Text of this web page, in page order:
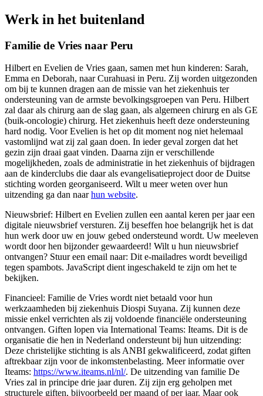
Werk in het buitenland
Familie de Vries naar Peru
Hilbert en Evelien de Vries gaan, samen met hun kinderen: Sarah,
Emma en Deborah, naar Curahuasi in Peru. Zij worden uitgezonden
om bij te kunnen dragen aan de missie van het ziekenhuis ter
ondersteuning van de armste bevolkingsgroepen van Peru. Hilbert
zal daar als chirurg aan de slag gaan, als algemeen chirurg en als GE
(buik-oncologie) chirurg. Het ziekenhuis heeft deze ondersteuning
hard nodig. Voor Evelien is het op dit moment nog niet helemaal
vastomlijnd wat zij zal gaan doen. In ieder geval zorgen dat het
gezin zijn draai gaat vinden. Daarna zijn er verschillende
mogelijkheden, zoals de administratie in het ziekenhuis of bijdragen
aan de kinderclubs die daar als evangelisatieproject door de Duitse
stichting worden georganiseerd. Wilt u meer weten over hun
uitzending ga dan naarhun website.
Nieuwsbrief: Hilbert en Evelien zullen een aantal keren per jaar een
digitale nieuwsbrief versturen. Zij beseffen hoe belangrijk het is dat
hun werk door uw en jouw gebed ondersteund wordt. Uw meeleven
wordt door hen bijzonder gewaardeerd! Wilt u hun nieuwsbrief
ontvangen? Stuur een email naar: Dit e-mailadres wordt beveiligd
tegen spambots. JavaScript dient ingeschakeld te zijn om het te
bekijken.
Financieel: Familie de Vries wordt niet betaald voor hun
werkzaamheden bij ziekenhuis Diospi Suyana. Zij kunnen deze
missie enkel verrichten als zij voldoende financiële ondersteuning
ontvangen. Giften lopen via International Teams: Iteams. Dit is de
organisatie die hen in Nederland ondersteunt bij hun uitzending:
Deze christelijke stichting is als ANBI gekwalificeerd, zodat giften
aftrekbaar zijn voor de inkomstenbelasting. Meer informatie over
Iteams: https://www.iteams.nl/nl/. De uitzending van familie De
Vries zal in principe drie jaar duren. Zij zijn erg geholpen met
structurele giften, bijvoorbeeld per maand of per jaar. Maar ook